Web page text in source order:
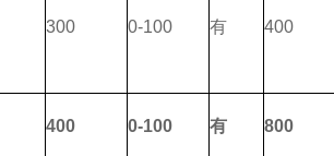
300 0-100 有 400
400 0-100 有 800